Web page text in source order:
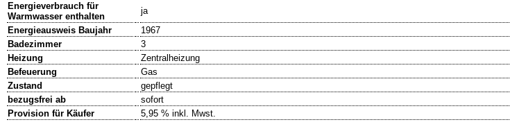
Energieverbrauch für
Warmwasser enthalten
ja
Energieausweis Baujahr
1967
Badezimmer
3
Heizung
Zentralheizung
Befeuerung
Gas
Zustand
gepflegt
bezugsfrei ab
sofort
Provision für Käufer
5,95 % inkl. Mwst.